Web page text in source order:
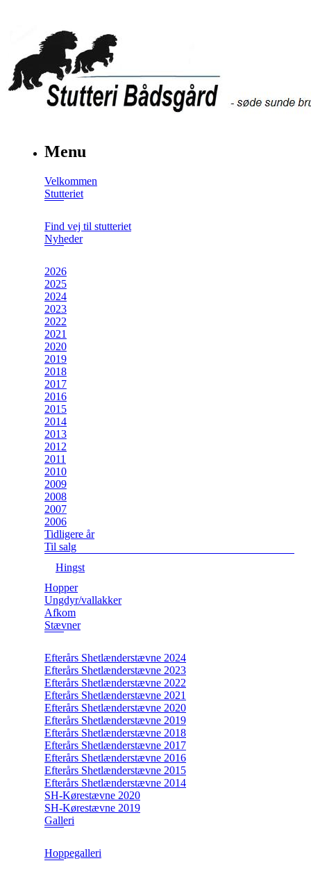
Menu
Velkommen
Stutteriet
Find vej til stutteriet
Nyheder
2026
2025
2024
2023
2022
2021
2020
2019
2018
2017
2016
2015
2014
2013
2012
2011
2010
2009
2008
2007
2006
Tidligere år
Til salg
Hingst
Hopper
Ungdyr/vallakker
Afkom
Stævner
Efterårs Shetlænderstævne 2024
Efterårs Shetlænderstævne 2023
Efterårs Shetlænderstævne 2022
Efterårs Shetlænderstævne 2021
Efterårs Shetlænderstævne 2020
Efterårs Shetlænderstævne 2019
Efterårs Shetlænderstævne 2018
Efterårs Shetlænderstævne 2017
Efterårs Shetlænderstævne 2016
Efterårs Shetlænderstævne 2015
Efterårs Shetlænderstævne 2014
SH-Kørestævne 2020
SH-Kørestævne 2019
Galleri
Hoppegalleri